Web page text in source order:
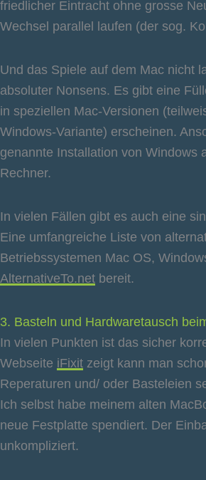
friedlicher Eintracht ohne grosse
Wechsel parallel laufen (der sog.
Und das Spiele auf dem Mac nicht
absoluter Nonsens. Es gibt eine
in speziellen Mac-Versionen
Windows-Variante) erscheinen.
genannte Installation von Windows
Rechner.
In vielen Fällen gibt es auch eine
Eine umfangreiche Liste von
Betriebssystemen Mac OS,
AlternativeTo.net bereit.
3. Basteln und Hardwaretausch
In vielen Punkten ist das sicher
Webseite iFixit zeigt kann man
Reperaturen und/ oder Basteleien
Ich selbst habe meinem alten
neue Festplatte spendiert. Der
unkompliziert.